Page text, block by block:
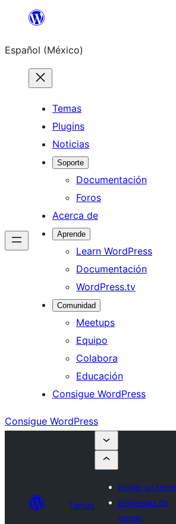
Saltar
contenido
Español (México)
Temas
Plugins
Noticias
Soporte
Documentación
Foros
Acerca de
Aprende
Learn WordPress
Documentación
WordPress.tv
Comunidad
Meetups
Equipo
Colabora
Educación
Consigue WordPress
Consigue WordPress
Temas
Enviar un tema
Empresas de
temas